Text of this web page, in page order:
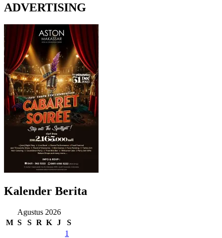
ADVERTISING
Kalender Berita
Agustus 2026
M S S R K J
S
1